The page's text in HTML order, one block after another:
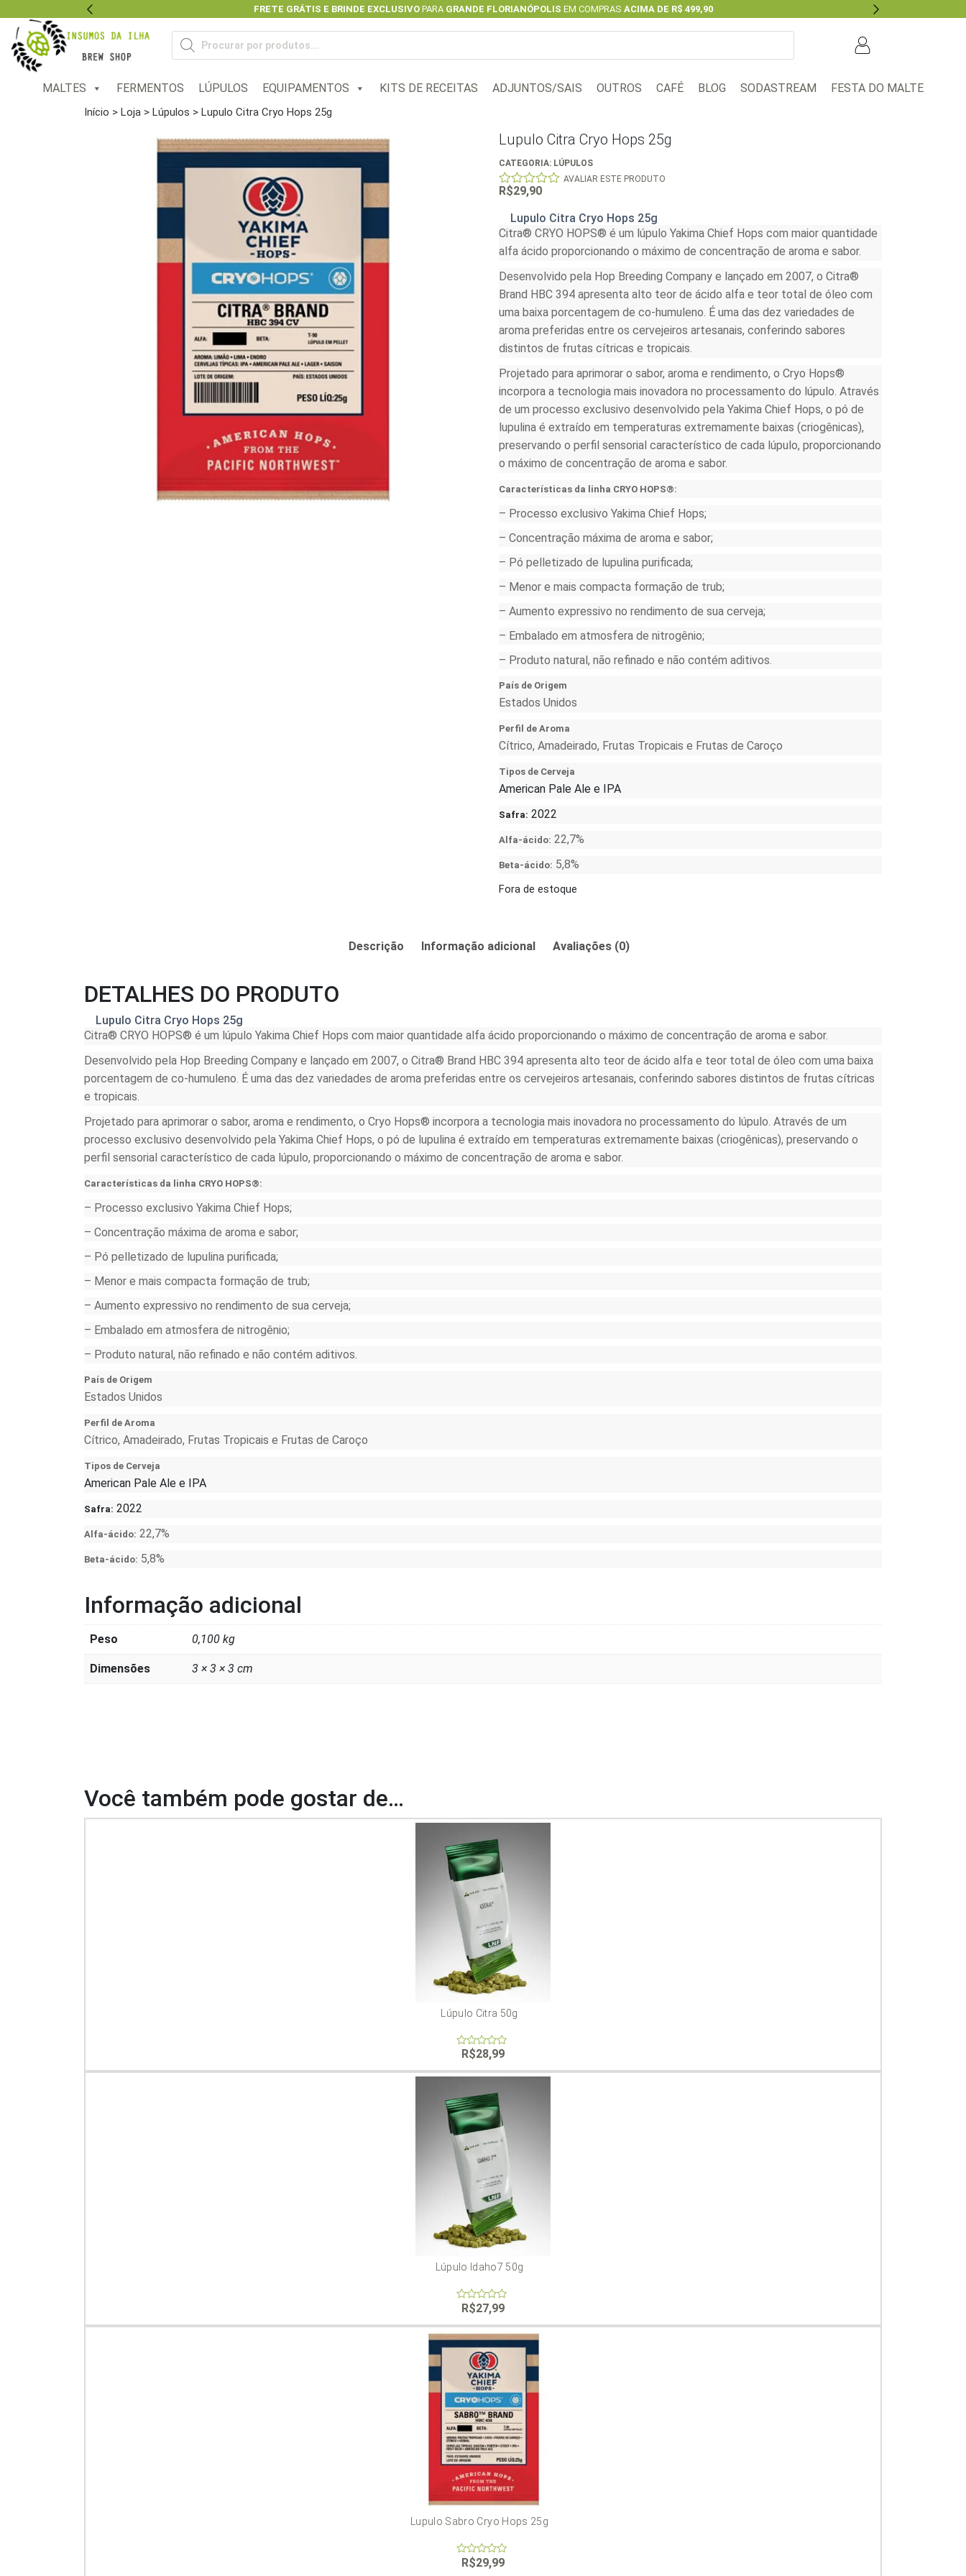
FRETE GRÁTIS E BRINDE EXCLUSIVOPARA GRANDE FLORIANÓPOLIS EM COMPRAS ACIMA DE R$ 499,90
Previous
Next
Pesquisar
produtos
MALTES FERMENTOS LÚPULOS EQUIPAMENTOS KITS DE RECEITAS ADJUNTOS/SAIS OUTROS CAFÉ BLOG SODASTREAM FESTA DO MALTE
Início > Loja > Lúpulos > Lupulo Citra Cryo Hops 25g
Lupulo Citra Cryo Hops 25g
CATEGORIA: LÚPULOS
0
5
AVALIAR ESTE PRODUTO
R$29,90
Lupulo Citra Cryo Hops 25g
Citra® CRYO HOPS® é um lúpulo Yakima Chief Hops com maior quantidade
alfa ácido proporcionando o máximo de concentração de aroma e sabor.
Desenvolvido pela Hop Breeding Company e lançado em 2007, o Citra®
Brand HBC 394 apresenta alto teor de ácido alfa e teor total de óleo com
uma baixa porcentagem de co-humuleno. É uma das dez variedades de
aroma preferidas entre os cervejeiros artesanais, conferindo sabores
distintos de frutas cítricas e tropicais.
Projetado para aprimorar o sabor, aroma e rendimento, o Cryo Hops®
incorpora a tecnologia mais inovadora no processamento do lúpulo. Através
de um processo exclusivo desenvolvido pela Yakima Chief Hops, o pó de
lupulina é extraído em temperaturas extremamente baixas (criogênicas),
preservando o perfil sensorial característico de cada lúpulo, proporcionando
o máximo de concentração de aroma e sabor.
Características da linha CRYO HOPS®:
– Processo exclusivo Yakima Chief Hops;
– Concentração máxima de aroma e sabor;
– Pó pelletizado de lupulina purificada;
– Menor e mais compacta formação de trub;
– Aumento expressivo no rendimento de sua cerveja;
– Embalado em atmosfera de nitrogênio;
– Produto natural, não refinado e não contém aditivos.
País de Origem
Estados Unidos
Perfil de Aroma
Cítrico, Amadeirado, Frutas Tropicais e Frutas de Caroço
Tipos de Cerveja
American Pale Ale e IPA
Safra: 2022
Alfa-ácido: 22,7%
Beta-ácido: 5,8%
Fora de estoque
Descrição Informação adicional Avaliações (0)
DETALHES DO PRODUTO
Lupulo Citra Cryo Hops 25g
Citra® CRYO HOPS® é um lúpulo Yakima Chief Hops com maior quantidade alfa ácido proporcionando o máximo de concentração de aroma e sabor.
Desenvolvido pela Hop Breeding Company e lançado em 2007, o Citra® Brand HBC 394 apresenta alto teor de ácido alfa e teor total de óleo com uma baixa
porcentagem de co-humuleno. É uma das dez variedades de aroma preferidas entre os cervejeiros artesanais, conferindo sabores distintos de frutas cítricas
e tropicais.
Projetado para aprimorar o sabor, aroma e rendimento, o Cryo Hops® incorpora a tecnologia mais inovadora no processamento do lúpulo. Através de um
processo exclusivo desenvolvido pela Yakima Chief Hops, o pó de lupulina é extraído em temperaturas extremamente baixas (criogênicas), preservando o
perfil sensorial característico de cada lúpulo, proporcionando o máximo de concentração de aroma e sabor.
Características da linha CRYO HOPS®:
– Processo exclusivo Yakima Chief Hops;
– Concentração máxima de aroma e sabor;
– Pó pelletizado de lupulina purificada;
– Menor e mais compacta formação de trub;
– Aumento expressivo no rendimento de sua cerveja;
– Embalado em atmosfera de nitrogênio;
– Produto natural, não refinado e não contém aditivos.
País de Origem
Estados Unidos
Perfil de Aroma
Cítrico, Amadeirado, Frutas Tropicais e Frutas de Caroço
Tipos de Cerveja
American Pale Ale e IPA
Safra: 2022
Alfa-ácido: 22,7%
Beta-ácido: 5,8%
Informação adicional
Peso 0,100 kg
Dimensões 3 × 3 × 3 cm
Você também pode gostar de…
Lúpulo Citra 50g
of
R$28,99
Lúpulo Idaho7 50g
of
5
R$27,99
Lupulo Sabro Cryo Hops 25g
out
R$29,99